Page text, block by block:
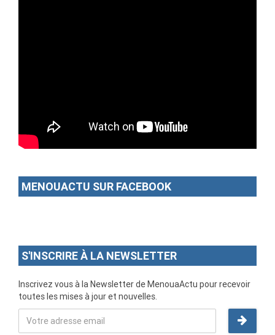
MENOUACTU SUR FACEBOOK
S'INSCRIRE À LA NEWSLETTER
Inscrivez vous à la Newsletter de MenouaActu pour recevoir
toutes les mises à jour et nouvelles.